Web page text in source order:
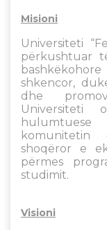
Misioni
Universiteti
përkushtuar
shkencor,
dhe
Universiteti
shoqëror e
përmes
studimit.
Visioni